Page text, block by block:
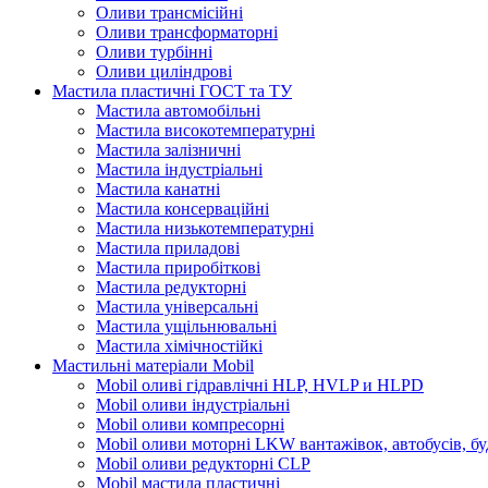
Оливи трансмісійні
Оливи трансформаторні
Оливи турбінні
Оливи циліндрові
Мастила пластичні ГОСТ та ТУ
Мастила автомобільні
Мастила високотемпературні
Мастила залізничні
Мастила індустріальні
Мастила канатні
Мастила консерваційні
Мастила низькотемпературні
Мастила приладові
Мастила приробіткові
Мастила редукторні
Мастила універсальні
Мастила ущільнювальні
Мастила хімічностійкі
Мастильні матеріали Mobil
Mobil оливі гідравлічні HLP, HVLP и HLPD
Mobil оливи індустріальні
Mobil оливи компресорні
Mobil оливи моторні LKW вантажівок, автобусів,
Mobil оливи редукторні CLP
Mobil мастила пластичні